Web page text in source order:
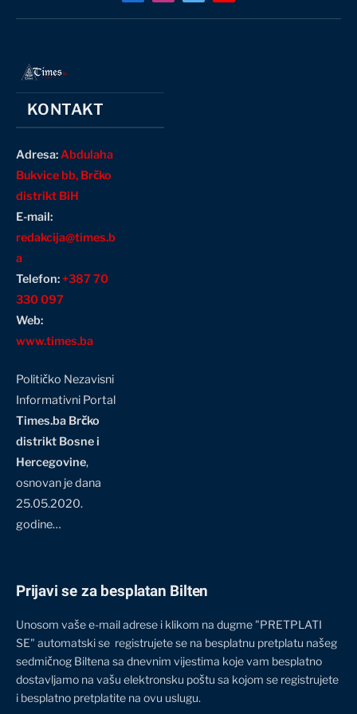
(Twitter)
KONTAKT
Adresa:Abdulaha
Bukvice bb, Brčko
distrikt BiH
E-mail:
redakcija@times.b
a
Telefon:+387 70
330 097
Web:
www.times.ba
Političko Nezavisni
Informativni Portal
Times.ba Brčko
distrikt Bosne i
Hercegovine,
osnovan je dana
25.05.2020.
godine…
Prijavi se za besplatan Bilten
Unosom vaše e-mail adrese i klikom na dugme "PRETPLATI
SE" automatski se registrujete se na besplatnu pretplatu našeg
sedmičnog Biltena sa dnevnim vijestima koje vam besplatno
dostavljamo na vašu elektronsku poštu sa kojom se registrujete
i besplatno pretplatite na ovu uslugu.